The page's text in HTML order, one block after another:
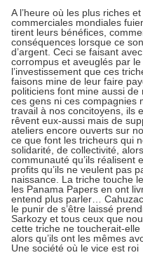
A l’heure où les plus riches
commerciales mondiales
tirent leurs bénéfices,
conséquences lorsque ce
d’argent. Ceci se faisant
corrompus et aveuglés par le
l’investissement que ces
faisons mine de leur faire
politiciens font mine aussi
ces gens ni ces compagnies
travail à nos concitoyens, ils
rêvent eux-aussi mais de
ateliers encore ouverts sur
ce que font les tricheurs qui
solidarité, de collectivité,
communauté qu’ils réalisent
profits qu’ils ne veulent pas
naissance. La triche touche
les Panama Papers en ont
entend plus parler…
le punir de s’être laissé
Sarkozy et tous ceux que
cette triche ne toucherait-
alors qu’ils ont les mêmes
Une société où le vice est roi